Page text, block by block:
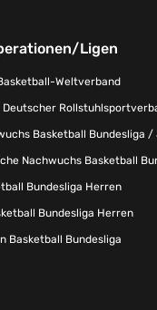
Ligen
Weltverband
Deutscher
Basketball Bundesliga
Nachwuchs Basketball
Bundesliga Herren
Bundesliga Herren
Basketball Bundesliga